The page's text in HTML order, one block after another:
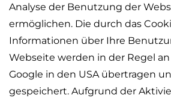
Analyse der Benutzung der
ermöglichen. Die durch das
Informationen über Ihre
Webseite werden in der Regel
Google in den USA übertragen
gespeichert. Aufgrund der